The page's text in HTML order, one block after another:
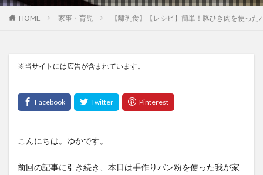
HOME 家事・育児 【離乳食】【レシピ】簡単！豚ひき肉を使っ
※当サイトには広告が含まれています。
こんにちは。ゆかです。
前回の記事に引き続き、本日は手作りパン粉を使った我が家